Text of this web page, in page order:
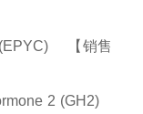
(EPYC) 【销售
2 (GH2)